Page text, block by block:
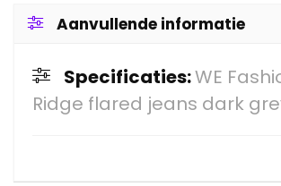
Aanvullende informatie
Specificaties:WE
Ridge flared jeans dark